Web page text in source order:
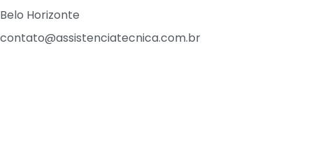
Belo Horizonte
contato@assistenciatecnica.com.br